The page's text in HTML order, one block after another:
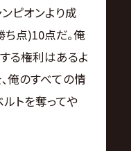
ピオンより成
ち点)10点だ｡俺
る権利はあるよ
俺のすべての情
トを奪ってや